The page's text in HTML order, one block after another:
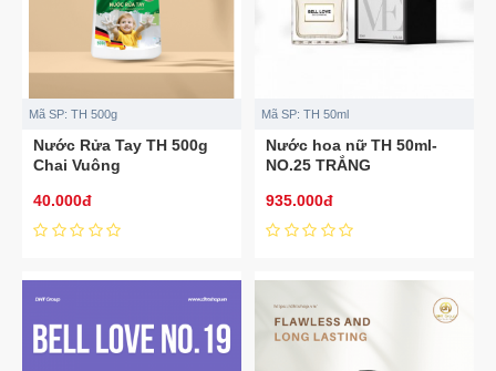
Mã SP: TH 500g
Nước Rửa Tay TH 500g
Chai Vuông
40.000đ
Mã SP: TH 50ml
Nước hoa nữ TH 50ml-
NO.25 TRẮNG
935.000đ